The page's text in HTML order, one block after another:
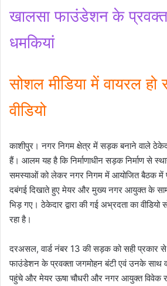
खालसा फाउंडेशन के
धमकियां
सोशल मीडिया में वायरल हो
वीडियो
काशीपुर। नगर निगम क्षेत्र में सड़क बनाने वाले
हैं। आलम यह है कि निर्माणाधीन सड़क निर्माण से
समस्याओं को लेकर नगर निगम में आयोजित बैठक में
दबंगई दिखाते हुए मेयर और मुख्य नगर आयुक्त के
भिड़ गए। ठेकेदार द्वारा की गई अभ्रदता का वीडियो
रहा है।
दरअसल, वार्ड नंबर 13 की सड़क को सही प्रकार
फाउंडेशन के प्रवक्ता जगमोहन बंटी एवं उनके साथ
पहुंचे और मेयर ऊषा चौधरी और नगर आयुक्त विवेक